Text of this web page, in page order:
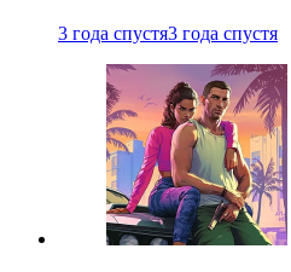
3 года спустя3 года спустя